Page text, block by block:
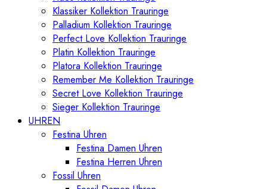
Klassiker Kollektion Trauringe
Palladium Kollektion Trauringe
Perfect Love Kollektion Trauringe
Platin Kollektion Trauringe
Platora Kollektion Trauringe
Remember Me Kollektion Trauringe
Secret Love Kollektion Trauringe
Sieger Kollektion Trauringe
UHREN
Festina Uhren
Festina Damen Uhren
Festina Herren Uhren
Fossil Uhren